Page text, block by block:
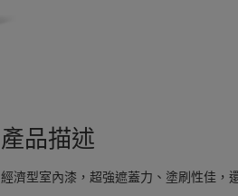
產品描述
經濟型室內漆，超強遮蓋力、塗刷性佳，